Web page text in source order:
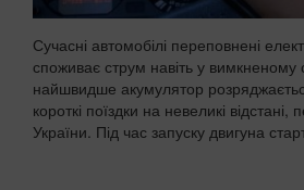
Сучасні автомобілі переповнені
споживає струм навіть у вимкненому
найшвидше акумулятор
короткі поїздки на невеликі
України. Під час запуску двигуна